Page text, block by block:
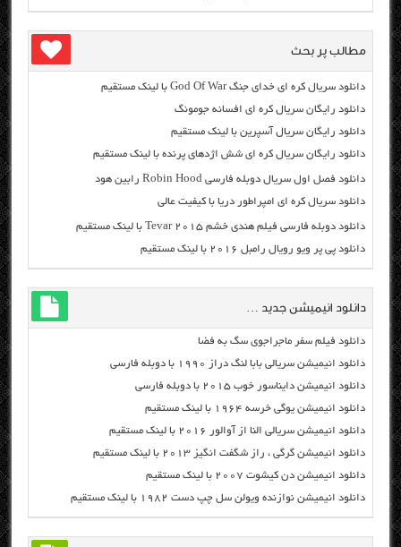
مطالب پر بحث
دانلود سریال کره ای خدای جنگ God Of War با لینک مستقیم
دانلود رایگان سریال کره ای افسانه جومونگ
دانلود رایگان سریال آسپرین با لینک مستقیم
دانلود رایگان سریال کره ای شش اژدهای پرنده با لینک مستقیم
دانلود فصل اول سریال دوبله فارسی Robin Hood رابین هود
دانلود سریال کره ای امپراطور دریا با کیفیت عالی
دانلود دوبله فارسی فیلم هندی خشم Tevar ۲۰۱۵ با لینک مستقیم
دانلود پی پر ویو رویال رامبل ۲۰۱۶ با لینک مستقیم
دانلود انیمیشن جدید …
دانلود فیلم سفر ماجراجوی سگ به فضا
دانلود انیمیشن سریالی بابا لنگ دراز ۱۹۹۰ با دوبله فارسی
دانلود انیمیشن دایناسور خوب ۲۰۱۵ با دوبله فارسی
دانلود انیمیشن یوگی خرسه ۱۹۶۴ با لینک مستقیم
دانلود انیمیشن سریالی النا از آوالور ۲۰۱۶ با لینک مستقیم
دانلود انیمیشن گرگی ، راز شگفت انگیز ۲۰۱۳ با لینک مستقیم
دانلود انیمیشن دن کیشوت ۲۰۰۷ با لینک مستقیم
دانلود انیمیشن نوازنده ویولن سل چپ دست ۱۹۸۲ با لینک مستقیم